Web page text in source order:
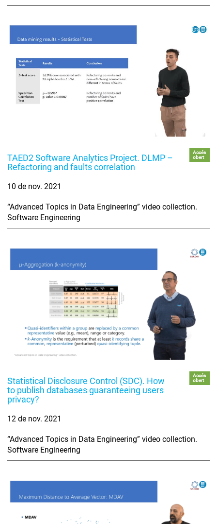
TAED2 Software Analytics Project. DLMP –
Refactoring and faults correlation
Accés
obert
10 de nov. 2021
“Advanced Topics in Data Engineering” video collection.
Software Engineering
Statistical Disclosure Control (SDC). How
to publish databases guaranteeing users
privacy?
Accés
obert
12 de nov. 2021
“Advanced Topics in Data Engineering” video collection.
Software Engineering